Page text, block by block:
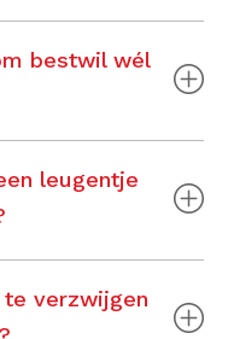
bestwil wél
leugentje
verzwijgen